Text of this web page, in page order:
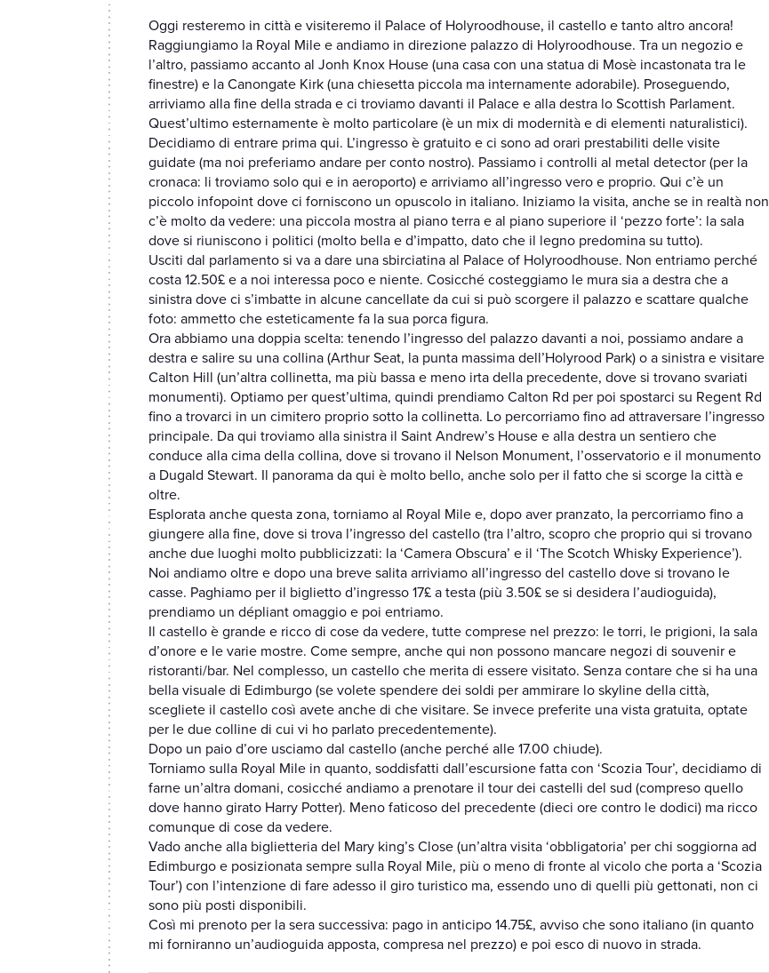
Oggi resteremo in città e visiteremo il Palace of Holyroodhouse, il castello e tanto altro ancora!
Raggiungiamo la Royal Mile e andiamo in direzione palazzo di Holyroodhouse. Tra un negozio e
l’altro, passiamo accanto al Jonh Knox House (una casa con una statua di Mosè incastonata tra le
finestre) e la Canongate Kirk (una chiesetta piccola ma internamente adorabile). Proseguendo,
arriviamo alla fine della strada e ci troviamo davanti il Palace e alla destra lo Scottish Parlament.
Quest’ultimo esternamente è molto particolare (è un mix di modernità e di elementi naturalistici).
Decidiamo di entrare prima qui. L’ingresso è gratuito e ci sono ad orari prestabiliti delle visite
guidate (ma noi preferiamo andare per conto nostro). Passiamo i controlli al metal detector (per la
cronaca: li troviamo solo qui e in aeroporto) e arriviamo all’ingresso vero e proprio. Qui c’è un
piccolo infopoint dove ci forniscono un opuscolo in italiano. Iniziamo la visita, anche se in realtà non
c’è molto da vedere: una piccola mostra al piano terra e al piano superiore il ‘pezzo forte’: la sala
dove si riuniscono i politici (molto bella e d’impatto, dato che il legno predomina su tutto).
Usciti dal parlamento si va a dare una sbirciatina al Palace of Holyroodhouse. Non entriamo perché
costa 12.50£ e a noi interessa poco e niente. Cosicché costeggiamo le mura sia a destra che a
sinistra dove ci s’imbatte in alcune cancellate da cui si può scorgere il palazzo e scattare qualche
foto: ammetto che esteticamente fa la sua porca figura.
Ora abbiamo una doppia scelta: tenendo l’ingresso del palazzo davanti a noi, possiamo andare a
destra e salire su una collina (Arthur Seat, la punta massima dell’Holyrood Park) o a sinistra e visitare
Calton Hill (un’altra collinetta, ma più bassa e meno irta della precedente, dove si trovano svariati
monumenti). Optiamo per quest’ultima, quindi prendiamo Calton Rd per poi spostarci su Regent Rd
fino a trovarci in un cimitero proprio sotto la collinetta. Lo percorriamo fino ad attraversare l’ingresso
principale. Da qui troviamo alla sinistra il Saint Andrew’s House e alla destra un sentiero che
conduce alla cima della collina, dove si trovano il Nelson Monument, l’osservatorio e il monumento
a Dugald Stewart. Il panorama da qui è molto bello, anche solo per il fatto che si scorge la città e
oltre.
Esplorata anche questa zona, torniamo al Royal Mile e, dopo aver pranzato, la percorriamo fino a
giungere alla fine, dove si trova l’ingresso del castello (tra l’altro, scopro che proprio qui si trovano
anche due luoghi molto pubblicizzati: la ‘Camera Obscura’ e il ‘The Scotch Whisky Experience’).
Noi andiamo oltre e dopo una breve salita arriviamo all’ingresso del castello dove si trovano le
casse. Paghiamo per il biglietto d’ingresso 17£ a testa (più 3.50£ se si desidera l’audioguida),
prendiamo un dépliant omaggio e poi entriamo.
Il castello è grande e ricco di cose da vedere, tutte comprese nel prezzo: le torri, le prigioni, la sala
d’onore e le varie mostre. Come sempre, anche qui non possono mancare negozi di souvenir e
ristoranti/bar. Nel complesso, un castello che merita di essere visitato. Senza contare che si ha una
bella visuale di Edimburgo (se volete spendere dei soldi per ammirare lo skyline della città,
scegliete il castello così avete anche di che visitare. Se invece preferite una vista gratuita, optate
per le due colline di cui vi ho parlato precedentemente).
Dopo un paio d’ore usciamo dal castello (anche perché alle 17.00 chiude).
Torniamo sulla Royal Mile in quanto, soddisfatti dall’escursione fatta con ‘Scozia Tour’, decidiamo di
farne un’altra domani, cosicché andiamo a prenotare il tour dei castelli del sud (compreso quello
dove hanno girato Harry Potter). Meno faticoso del precedente (dieci ore contro le dodici) ma ricco
comunque di cose da vedere.
Vado anche alla biglietteria del Mary king’s Close (un’altra visita ‘obbligatoria’ per chi soggiorna ad
Edimburgo e posizionata sempre sulla Royal Mile, più o meno di fronte al vicolo che porta a ‘Scozia
Tour’) con l’intenzione di fare adesso il giro turistico ma, essendo uno di quelli più gettonati, non ci
sono più posti disponibili.
Così mi prenoto per la sera successiva: pago in anticipo 14.75£, avviso che sono italiano (in quanto
mi forniranno un’audioguida apposta, compresa nel prezzo) e poi esco di nuovo in strada.